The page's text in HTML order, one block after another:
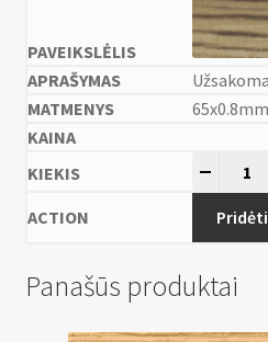
65x0.8mm
Panašūs produktai